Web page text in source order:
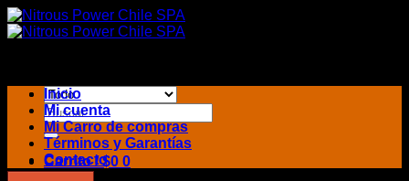
Saltar
al
Buscar
por:
Carrito /$0 0
Inicio
Mi cuenta
Mi Carro de compras
Términos y Garantías
Contacto